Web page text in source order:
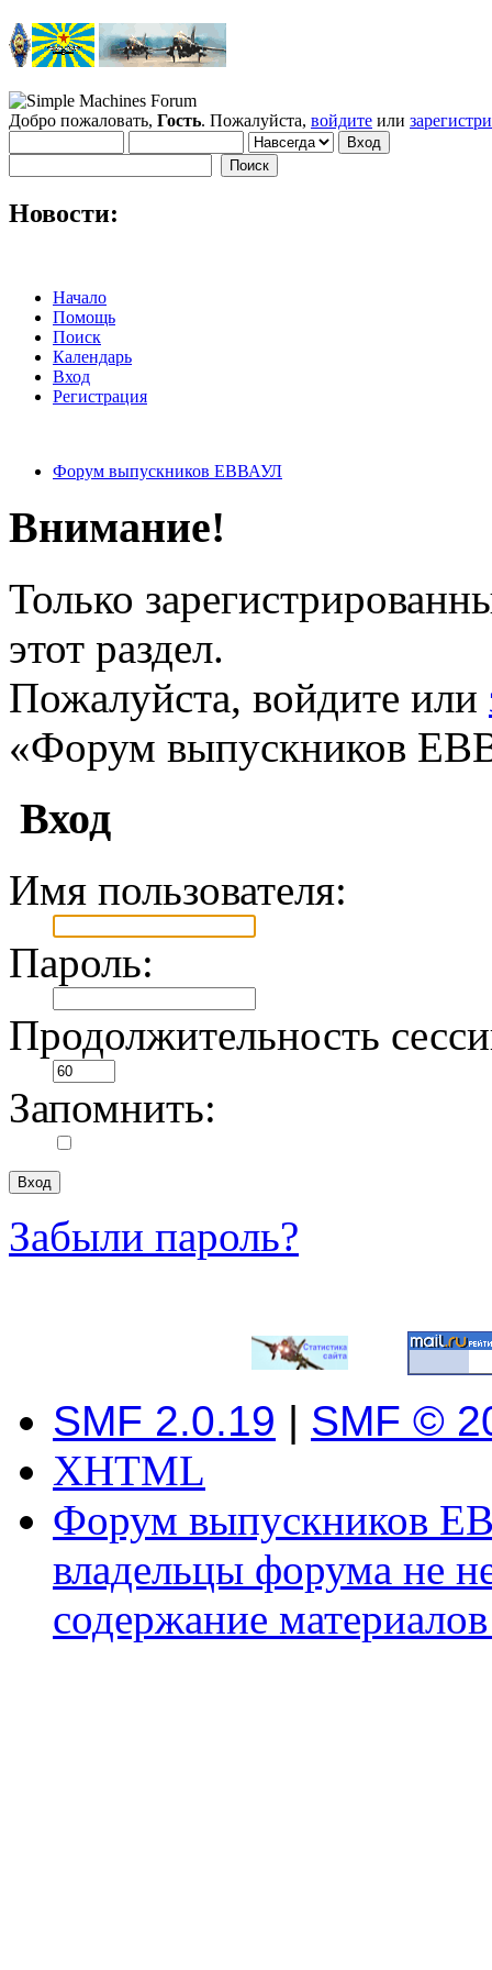
Добро пожаловать, Гость. Пожалуйста, войдите или
Новости:
Начало
Помощь
Поиск
Календарь
Вход
Регистрация
Форум выпускников ЕВВАУЛ
Внимание!
Только
этот раздел.
Пожалуйста, войдите или
«Форум выпускников
Вход
Имя пользователя:
Пароль:
Продолжительность
Запомнить:
Забыли пароль?
SMF 2.0.19 | SMF ©
XHTML
Форум выпускников
владельцы форума не
содержание